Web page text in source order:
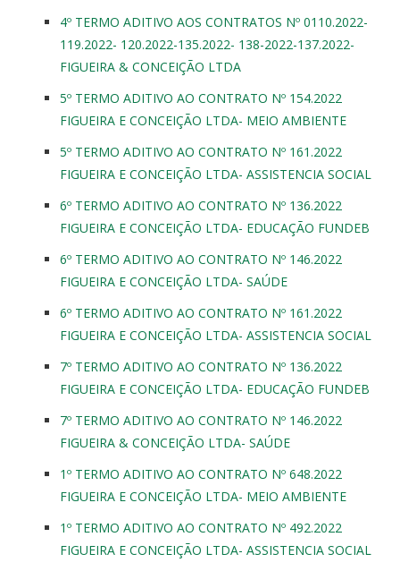
4º TERMO ADITIVO AOS CONTRATOS Nº 0110.2022-
119.2022- 120.2022-135.2022- 138-2022-137.2022-
FIGUEIRA & CONCEIÇÃO LTDA
5º TERMO ADITIVO AO CONTRATO Nº 154.2022
FIGUEIRA E CONCEIÇÃO LTDA- MEIO AMBIENTE
5º TERMO ADITIVO AO CONTRATO Nº 161.2022
FIGUEIRA E CONCEIÇÃO LTDA- ASSISTENCIA SOCIAL
6º TERMO ADITIVO AO CONTRATO Nº 136.2022
FIGUEIRA E CONCEIÇÃO LTDA- EDUCAÇÃO FUNDEB
6º TERMO ADITIVO AO CONTRATO Nº 146.2022
FIGUEIRA E CONCEIÇÃO LTDA- SAÚDE
6º TERMO ADITIVO AO CONTRATO Nº 161.2022
FIGUEIRA E CONCEIÇÃO LTDA- ASSISTENCIA SOCIAL
7º TERMO ADITIVO AO CONTRATO Nº 136.2022
FIGUEIRA E CONCEIÇÃO LTDA- EDUCAÇÃO FUNDEB
7º TERMO ADITIVO AO CONTRATO Nº 146.2022
FIGUEIRA & CONCEIÇÃO LTDA- SAÚDE
1º TERMO ADITIVO AO CONTRATO Nº 648.2022
FIGUEIRA E CONCEIÇÃO LTDA- MEIO AMBIENTE
1º TERMO ADITIVO AO CONTRATO Nº 492.2022
FIGUEIRA E CONCEIÇÃO LTDA- ASSISTENCIA SOCIAL